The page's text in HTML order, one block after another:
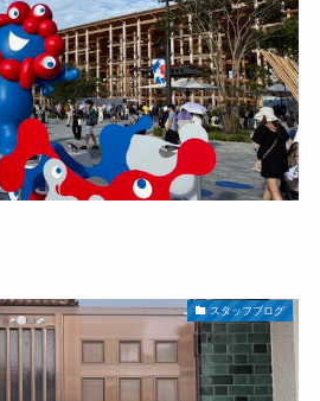
スタッフブログ